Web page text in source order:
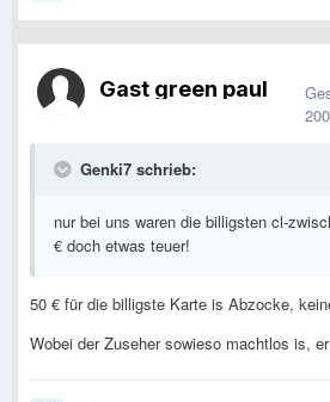
Gast green paul
Genki7 schrieb:
nur bei uns waren die billigsten cl-
€ doch etwas teuer!
50 € für die billigste Karte is Abzocke,
Wobei der Zuseher sowieso machtlos is,